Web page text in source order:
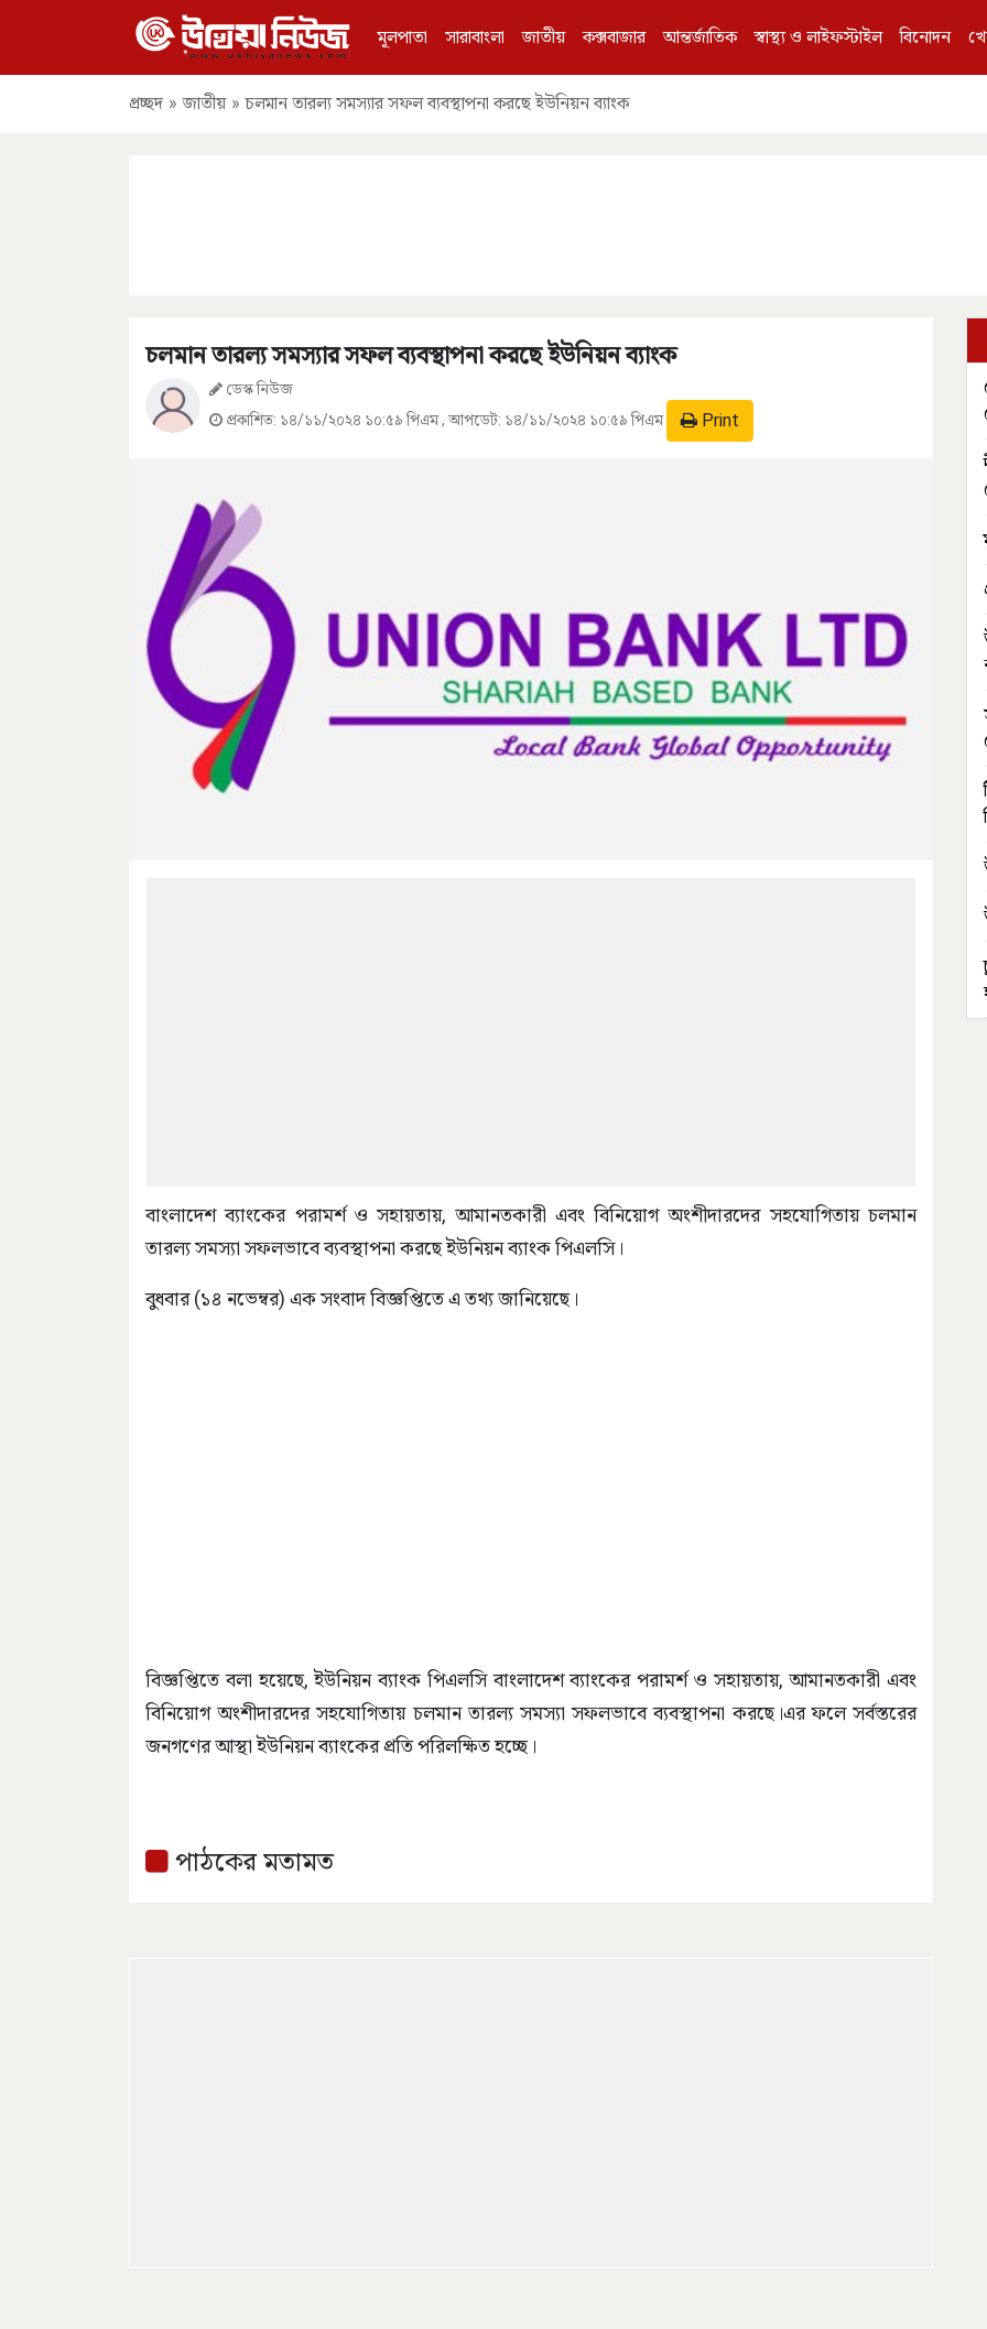
মূলপাতা সারাবাংলা জাতীয় কক্সবাজার আন্তর্জাতিক স্বাস্থ্য ও লাইফস্টাইল বিনোদন
প্রচ্ছদ » জাতীয় » চলমান তারল্য সমস্যার সফল ব্যবস্থাপনা করছে ইউনিয়ন ব্যাংক
চলমান তারল্য সমস্যার সফল ব্যবস্থাপনা করছে ইউনিয়ন ব্যাংক
ডেস্ক নিউজ
প্রকাশিত: ১৪/১১/২০২৪ ১০:৫৯ পিএম, আপডেট: ১৪/১১/২০২৪ ১০:৫৯ পিএম Print
বাংলাদেশ ব্যাংকের পরামর্শ ও সহায়তায়, আমানতকারী এবং বিনিয়োগ অংশীদারদের সহযোগিতায় চলমান
তারল্য সমস্যা সফলভাবে ব্যবস্থাপনা করছে ইউনিয়ন ব্যাংক পিএলসি।
বুধবার (১৪ নভেম্বর) এক সংবাদ বিজ্ঞপ্তিতে এ তথ্য জানিয়েছে।
বিজ্ঞপ্তিতে বলা হয়েছে, ইউনিয়ন ব্যাংক পিএলসি বাংলাদেশ ব্যাংকের পরামর্শ ও সহায়তায়, আমানতকারী এবং
বিনিয়োগ অংশীদারদের সহযোগিতায় চলমান তারল্য সমস্যা সফলভাবে ব্যবস্থাপনা করছে।এর ফলে সর্বস্তরের
জনগণের আস্থা ইউনিয়ন ব্যাংকের প্রতি পরিলক্ষিত হচ্ছে।
পাঠকের মতামত